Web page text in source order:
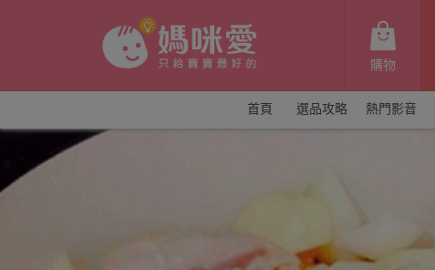
購物
首頁 選品攻略 熱門影音